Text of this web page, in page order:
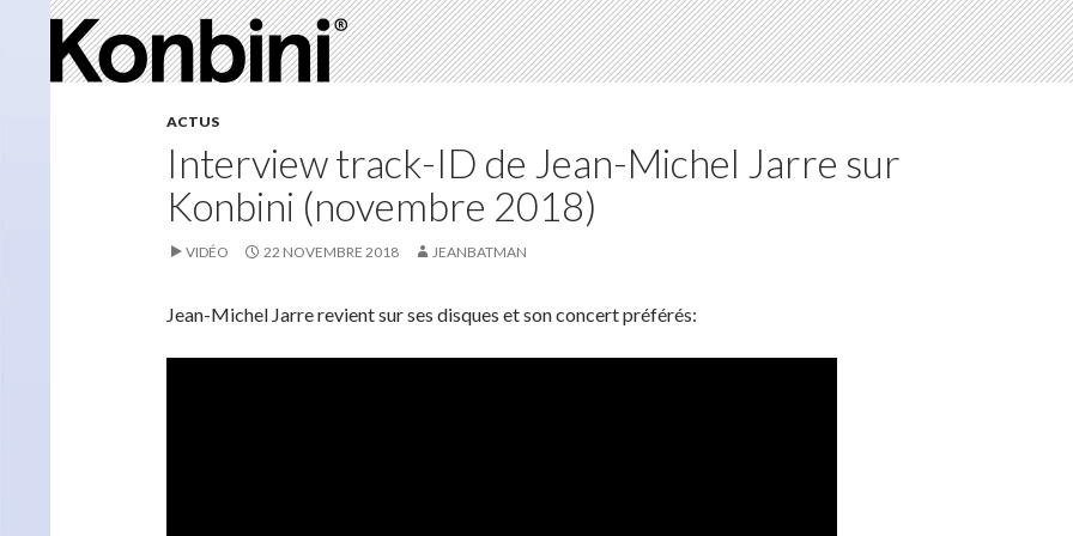
ACTUS
Interview track-ID de Jean-Michel Jarre sur
Konbini (novembre 2018)
VIDÉO 22 NOVEMBRE 2018 JEANBATMAN
Jean-Michel Jarre revient sur ses disques et son concert préférés: